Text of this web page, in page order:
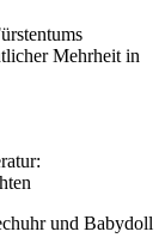
Mehrheit in
und Babydoll